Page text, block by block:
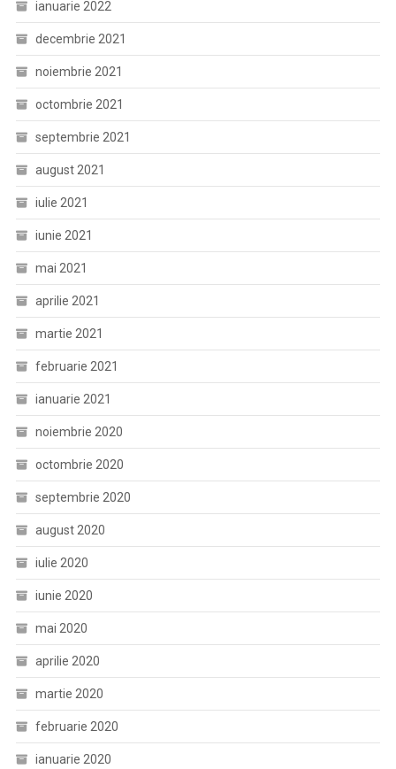
ianuarie 2022
decembrie 2021
noiembrie 2021
octombrie 2021
septembrie 2021
august 2021
iulie 2021
iunie 2021
mai 2021
aprilie 2021
martie 2021
februarie 2021
ianuarie 2021
noiembrie 2020
octombrie 2020
septembrie 2020
august 2020
iulie 2020
iunie 2020
mai 2020
aprilie 2020
martie 2020
februarie 2020
ianuarie 2020